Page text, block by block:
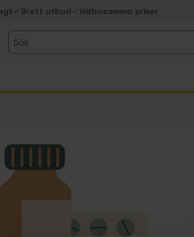
Brett utbud Hälsosamma priser
Sök
1 objekt.